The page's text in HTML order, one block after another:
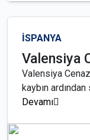
İSPANYA
Valensiya
Valensiya
kaybın
Devamı